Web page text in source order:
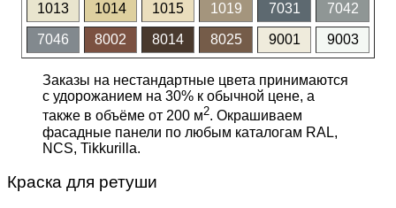
1013 1014 1015 1019 7031 7042
7046 8002 8014 8025 9001 9003
Заказы на нестандартные цвета принимаются
с удорожанием на 30% к обычной цене, а
также в объёме от 200 м2. Окрашиваем
фасадные панели по любым каталогам RAL,
NCS, Tikkurilla.
Краска для ретуши